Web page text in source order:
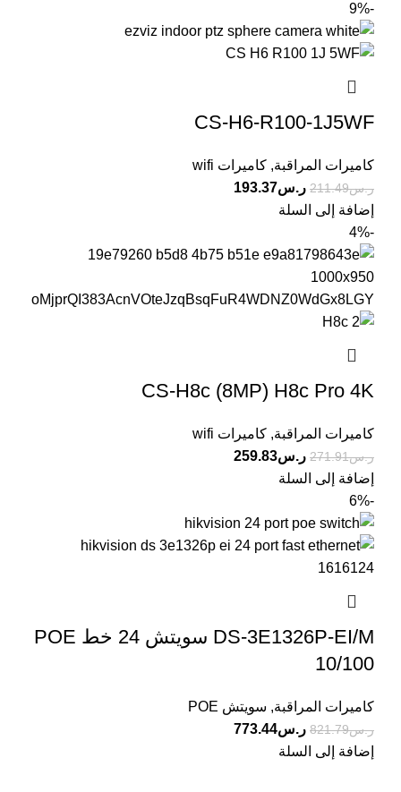
-9%
CS-H6-R100-1J5WF
كاميرات المراقبة, كاميرات wifi
ر.س211.49 ر.س193.37
إضافة إلى السلة
-4%
CS-H8c (8MP) H8c Pro 4K
كاميرات المراقبة, كاميرات wifi
ر.س271.91 ر.س259.83
إضافة إلى السلة
-6%
DS-3E1326P-EI/M سويتش 24 خط POE
10/100
كاميرات المراقبة, سويتش POE
ر.س821.79 ر.س773.44
إضافة إلى السلة